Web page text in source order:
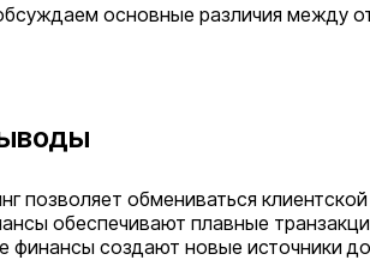
основные различия между
позволяет обмениваться
обеспечивают плавные
финансы создают новые источники